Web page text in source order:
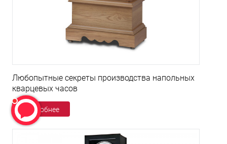
Любопытные секреты производства напольных
кварцевых часов
Подробнее